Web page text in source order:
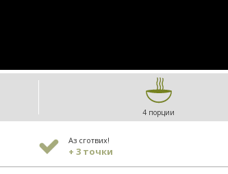
4 порции
Аз сготвих!
+ 3 точки